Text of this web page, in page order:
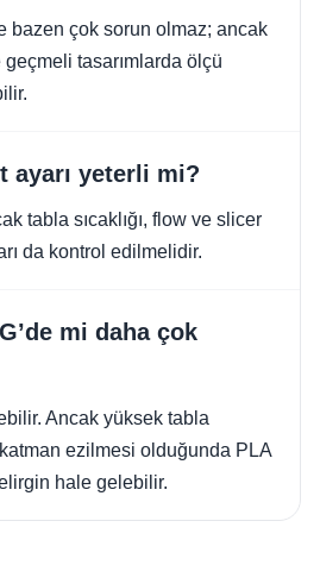
bazen çok sorun olmaz; ancak
tasarımlarda ölçü
ayarı yeterli mi?
tabla sıcaklığı, flow ve slicer
da kontrol edilmelidir.
mi daha çok
Ancak yüksek tabla
katman ezilmesi olduğunda PLA
hale gelebilir.